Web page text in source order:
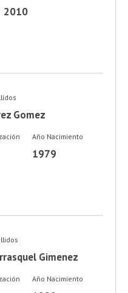
2010
Gomez
Año Nacimiento
1979
Gimenez
Año Nacimiento